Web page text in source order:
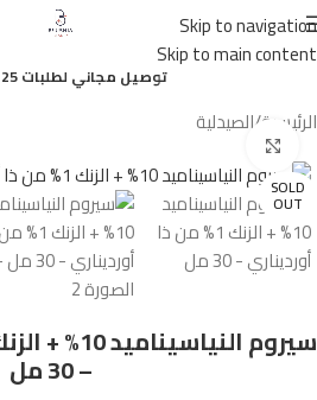
Skip to navigation
Skip to main content
توصيل مجاني لطلبات 25 ريال واكثر
الرئيسية/الصيدلية
SOLD
OUT
– 30 مل